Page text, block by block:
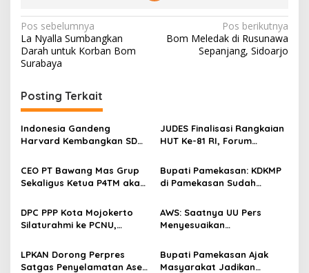
N
a
v
i
g
a
s
i
p
s
Pos sebelumnya
La Nyalla Sumbangkan
Darah untuk Korban Bom
Surabaya
Pos berikutnya
Bom Meledak di Rusunawa
Sepanjang, Sidoarjo
Posting Terkait
Indonesia Gandeng
Harvard Kembangkan SDM
Dunia
JUDES Finalisasi Rangkaian
HUT Ke-81 RI, Forum
Lomba Siap Perkuat
Solidaritas Jurnalis DPRD
CEO PT Bawang Mas Grup
Sekaligus Ketua P4TM akan
Tembakau di Madura
Bupati Pamekasan: KDKMP
di Pamekasan Sudah
Selesai Akhir Juli 2026
DPC PPP Kota Mojokerto
Silaturahmi ke PCNU,
Masyarakat
AWS: Saatnya UU Pers
Menyesuaikan
Digital dan AI
LPKAN Dorong Perpres
Satgas Penyelamatan Aset
Bupati Pamekasan Ajak
Masyarakat Jadikan